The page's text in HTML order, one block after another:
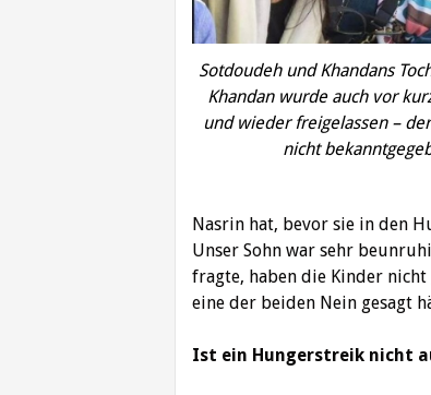
Sotdoudeh und Khandans
Khandan wurde auch vor
und wieder freigelassen –
nicht
Nasrin hat, bevor sie in den
Unser Sohn war sehr
fragte, haben die Kinder nicht
eine der beiden Nein gesagt
Ist ein Hungerstreik nicht